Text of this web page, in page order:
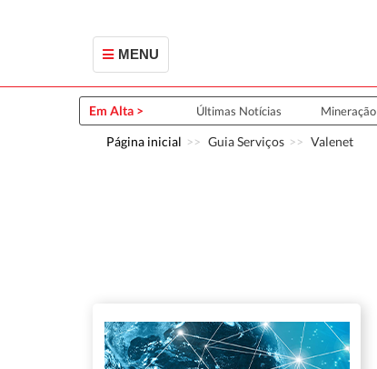
MENU
Em Alta > Últimas Notícias Mineração
Página inicial Guia Serviços Valenet